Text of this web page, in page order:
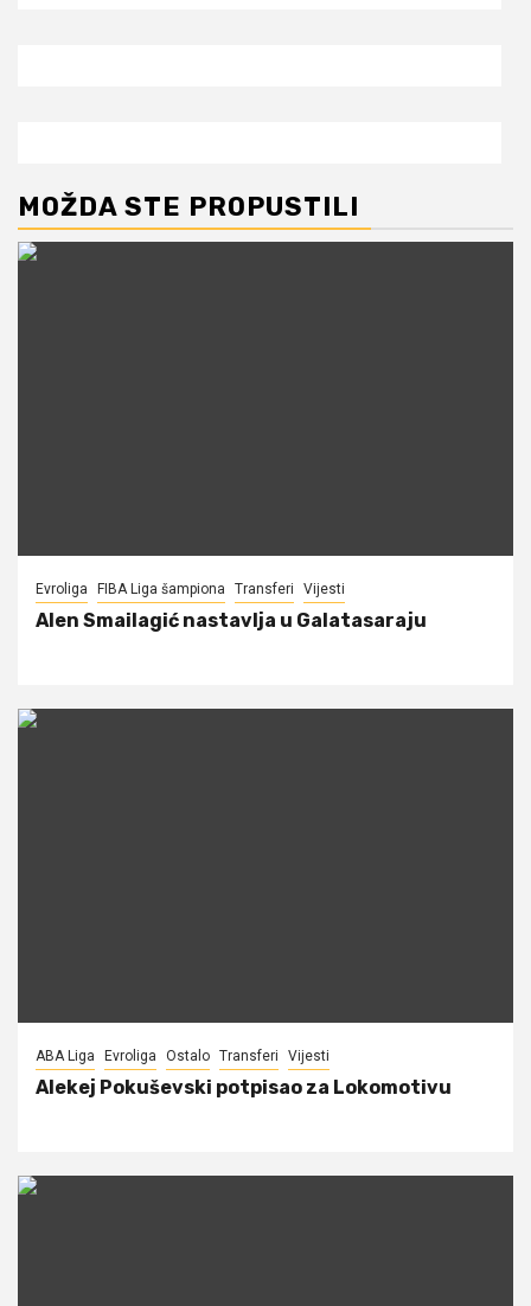
MOŽDA STE PROPUSTILI
Evroliga FIBA Liga šampiona Transferi Vijesti
Alen Smailagić nastavlja u Galatasaraju
ABA Liga Evroliga Ostalo Transferi Vijesti
Alekej Pokuševski potpisao za Lokomotivu